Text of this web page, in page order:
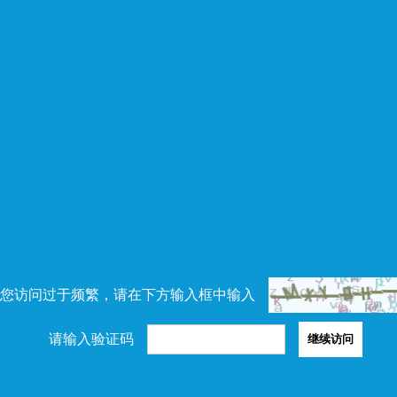
访问过于频繁，请在下方输入框中输入
请输入验证码 继续访问